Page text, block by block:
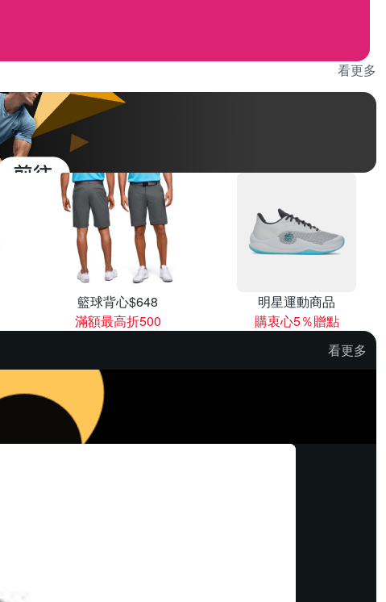
看更多
籃球背心$648
滿額最高折500
明星運動商品
購衷心5％贈點
看更多